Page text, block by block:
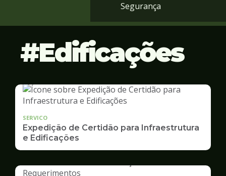
Segurança
Edificações
SERVICO
Expedição de Certidão para Infraestrutura
e Edificações